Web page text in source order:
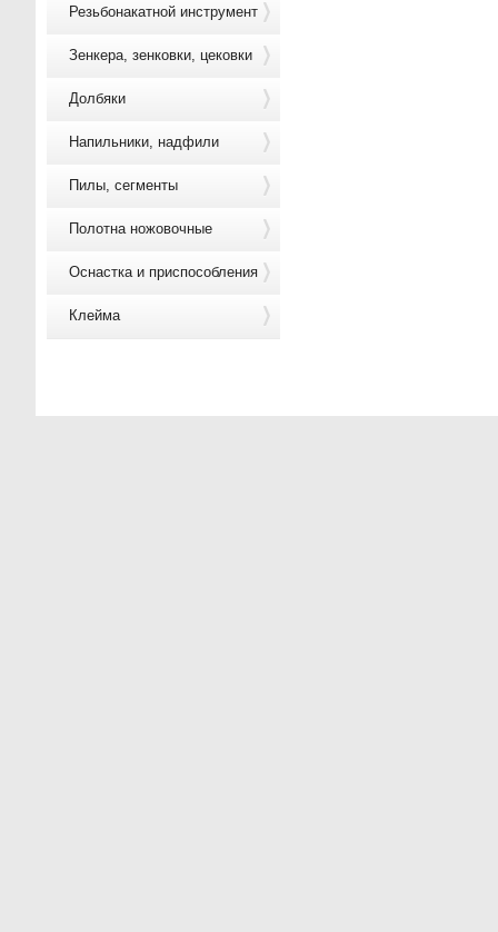
Резьбонакатной инструмент
Зенкера, зенковки, цековки
Долбяки
Напильники, надфили
Пилы, сегменты
Полотна ножовочные
Оснастка и приспособления
Клейма